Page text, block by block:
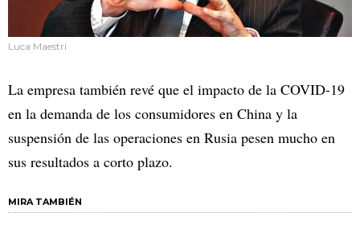
Luca Maestri
La empresa también revé que el impacto de la COVID-19
en la demanda de los consumidores en China y la
suspensión de las operaciones en Rusia pesen mucho en
sus resultados a corto plazo.
MIRA TAMBIÉN